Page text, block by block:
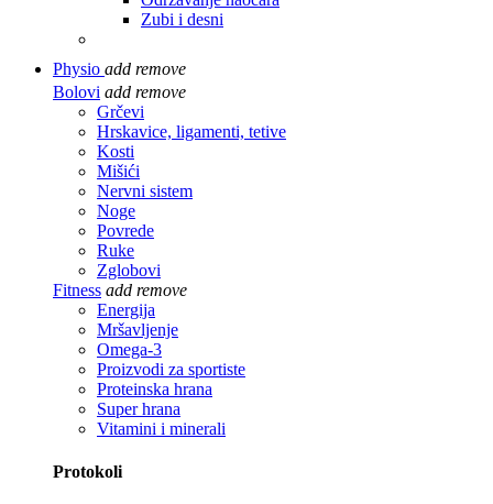
Zubi i desni
Physio add remove
Bolovi add remove
Grčevi
Hrskavice, ligamenti, tetive
Kosti
Mišići
Nervni sistem
Noge
Povrede
Ruke
Zglobovi
Fitness add remove
Energija
Mršavljenje
Omega-3
Proizvodi za sportiste
Proteinska hrana
Super hrana
Vitamini i minerali
Protokoli